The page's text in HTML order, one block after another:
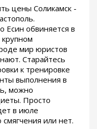
цены Соликамск -
Есин обвиняется в
мир юристов
Старайтесь
к тренировке
выполнения в
можно
Просто
в июле
или нет.